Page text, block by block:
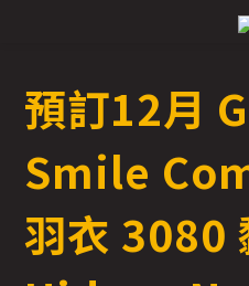
預訂12月
Smile
羽衣 3080